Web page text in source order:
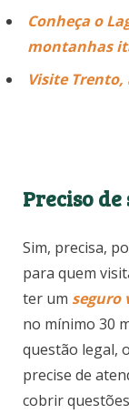
Conheça o
montanhas
Visite
Preciso
Sim, precisa,
para quem
ter um seguro
no mínimo 30
questão legal,
precise de
cobrir